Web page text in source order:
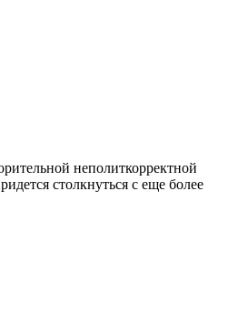
неполиткорректной
столкнуться с еще более